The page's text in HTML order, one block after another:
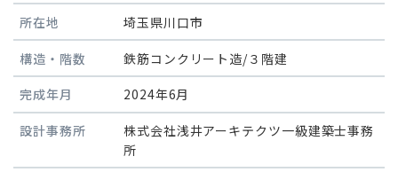
所在地 埼玉県川口市
構造・階数 鉄筋コンクリート造/３階建
完成年月 2024年6月
設計事務所
株式会社浅井アーキテクツ一級建築士事務
所